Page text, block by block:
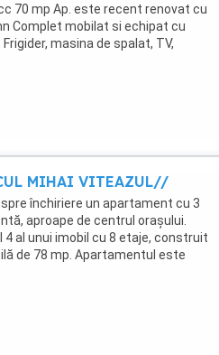
70 mp Ap. este recent renovat cu
Complet mobilat si echipat cu
masina de spalat, TV,
MIHAI VITEAZUL//
spre închiriere un apartament cu 3
aproape de centrul orașului.
al unui imobil cu 8 etaje, construit
de 78 mp. Apartamentul este